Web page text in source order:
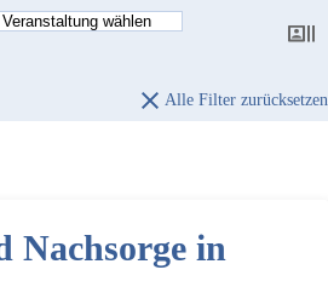
Alle Filter zurücksetzen
Nachsorge in